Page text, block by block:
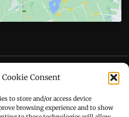
Cookie Consent
to store and/or access device
browsing experience and to show